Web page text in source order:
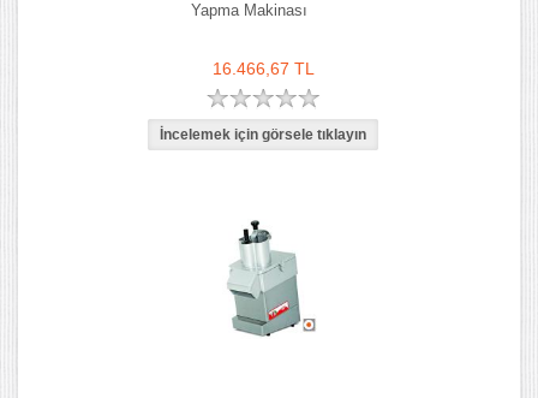
Yapma Makinası
16.466,67 TL